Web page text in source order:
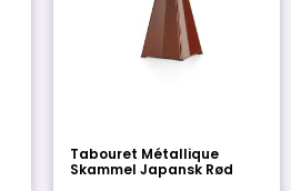
Tabouret Métallique
Skammel Japansk Rød